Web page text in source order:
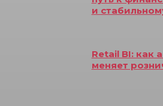
и
Retail BI: как
меняет